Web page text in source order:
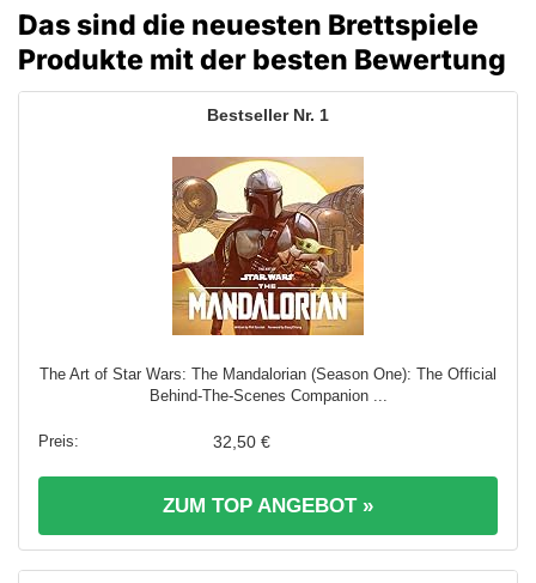
Das sind die neuesten Brettspiele
Produkte mit der besten Bewertung
1
The Art of Star Wars: The Mandalorian (Season One): The Official
Behind-The-Scenes Companion ...
32,50 €
ZUM TOP ANGEBOT »